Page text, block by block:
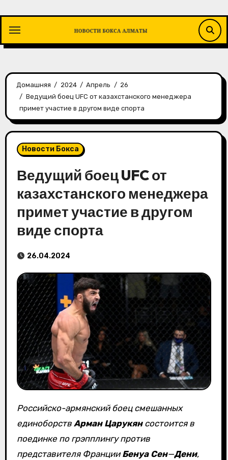
содержимому
Домашняя 2024 Апрель
26
Ведущий боец UFC от казахстанского менеджера
примет участие в другом виде спорта
Новости Бокса
Ведущий боец UFC от
казахстанского менеджера
примет участие в другом
виде спорта
26.04.2024
Российско-армянский боец смешанных
единоборств Арман Царукян состоится в
поединке по грэпплингу против
представителя ФранцииБенуа Сен—Дени,